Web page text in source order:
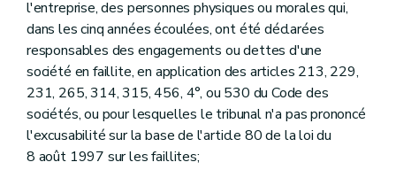
l'entreprise, des personnes physiques ou morales qui,
dans les cinq années écoulées, ont été déclarées
responsables des engagements ou dettes d'une
société en faillite, en application des articles 213, 229,
231, 265, 314, 315, 456, 4°, ou 530 du Code des
sociétés, ou pour lesquelles le tribunal n'a pas prononcé
l'excusabilité sur la base de l'article 80 de la loi du
8 août 1997 sur les faillites;